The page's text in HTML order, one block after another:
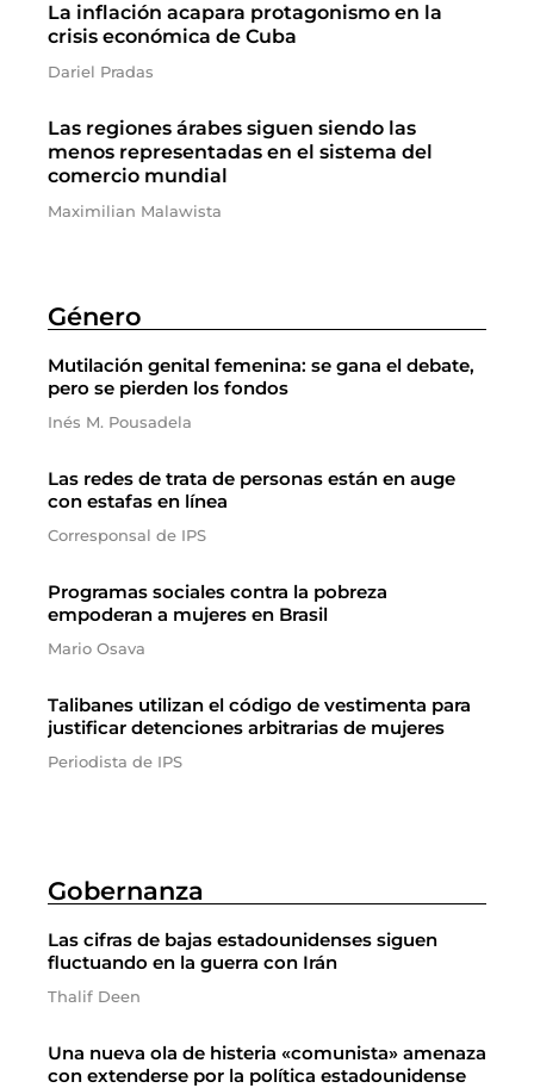
La inflación acapara protagonismo en la
crisis económica de Cuba
Dariel Pradas
Las regiones árabes siguen siendo las
menos representadas en el sistema del
comercio mundial
Maximilian Malawista
Género
Mutilación genital femenina: se gana el debate,
pero se pierden los fondos
Inés M. Pousadela
Las redes de trata de personas están en auge
con estafas en línea
Corresponsal de IPS
Programas sociales contra la pobreza
empoderan a mujeres en Brasil
Mario Osava
Talibanes utilizan el código de vestimenta para
justificar detenciones arbitrarias de mujeres
Periodista de IPS
Gobernanza
Las cifras de bajas estadounidenses siguen
fluctuando en la guerra con Irán
Thalif Deen
Una nueva ola de histeria «comunista» amenaza
con extenderse por la política estadounidense